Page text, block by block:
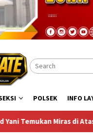
POLSEK INFO
Kapal Penumpang